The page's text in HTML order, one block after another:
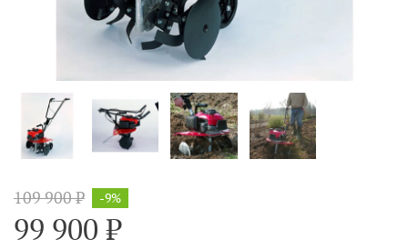
109 900 ₽
99 900 ₽
-9%